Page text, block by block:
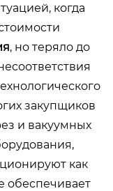
когда
, но теряло до
закупщиков
и вакуумных
как
обеспечивает